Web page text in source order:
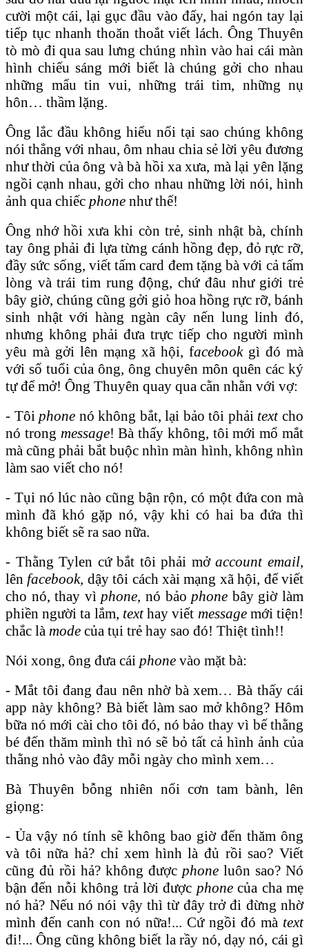
cười một cái, lại gục đầu vào đấy, hai ngón tay lại
tiếp tục nhanh thoăn thoắt viết lách. Ông Thuyên
tò mò đi qua sau lưng chúng nhìn vào hai cái màn
hình chiếu sáng mới biết là chúng gởi cho nhau
những mẩu tin vui, những trái tim, những nụ
hôn… thầm lặng.
Ông lắc đầu không hiểu nổi tại sao chúng không
nói thẳng với nhau, ôm nhau chia sẻ lời yêu đương
như thời của ông và bà hồi xa xưa, mà lại yên lặng
ngồi cạnh nhau, gởi cho nhau những lời nói, hình
ảnh qua chiếc phone như thế!
Ông nhớ hồi xưa khi còn trẻ, sinh nhật bà, chính
tay ông phải đi lựa từng cánh hồng đẹp, đỏ rực rỡ,
đầy sức sống, viết tấm card đem tặng bà với cả tấm
lòng và trái tim rung động, chứ đâu như giới trẻ
bây giờ, chúng cũng gởi giỏ hoa hồng rực rỡ, bánh
sinh nhật với hàng ngàn cây nến lung linh đó,
nhưng không phải đưa trực tiếp cho người mình
yêu mà gởi lên mạng xã hội, facebookgì đó mà
với số tuổi của ông, ông chuyên môn quên các ký
tự để mở! Ông Thuyên quay qua cằn nhằn với vợ:
- Tôiphone nó không bắt, lại bảo tôi phải textcho
nó trong message! Bà thấy không, tôi mới mổ mắt
mà cũng phải bắt buộc nhìn màn hình, không nhìn
làm sao viết cho nó!
- Tụi nó lúc nào cũng bận rộn, có một đứa con mà
mình đã khó gặp nó, vậy khi có hai ba đứa thì
không biết sẽ ra sao nữa.
- Thằng Tylen cứ bắt tôi phải mởaccount email,
lên facebook, dậy tôi cách xài mạng xã hội, để viết
cho nó, thay vìphone, nó bảophone bây giờ làm
phiền người ta lắm, texthay viết messagemới tiện!
chắc là mode của tụi trẻ hay sao đó! Thiệt tình!!
Nói xong, ông đưa cái phone vào mặt bà:
- Mắt tôi đang đau nên nhờ bà xem… Bà thấy cái
app này không? Bà biết làm sao mở không? Hôm
bữa nó mới cài cho tôi đó, nó bảo thay vì bế thằng
bé đến thăm mình thì nó sẽ bỏ tất cả hình ảnh của
thằng nhỏ vào đây mỗi ngày cho mình xem…
Bà Thuyên bỗng nhiên nổi cơn tam bành, lên
giọng:
- Ủa vậy nó tính sẽ không bao giờ đến thăm ông
và tôi nữa hả? chỉ xem hình là đủ rồi sao? Viết
cũng đủ rồi hả? không được phone luôn sao? Nó
bận đến nỗi không trả lời được phonecủa cha mẹ
nó hả? Nếu nó nói vậy thì từ đây trở đi đừng nhờ
mình đến canh con nó nữa!... Cứ ngồi đó mà text
đi!... Ông cũng không biết la rầy nó, dạy nó, cái gì